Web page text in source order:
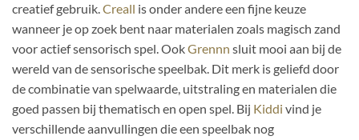
creatief gebruik.Creall is onder andere een fijne keuze
wanneer je op zoek bent naar materialen zoals magisch zand
voor actief sensorisch spel. OokGrennn sluit mooi aan bij de
wereld van de sensorische speelbak. Dit merk is geliefd door
de combinatie van spelwaarde, uitstraling en materialen die
goed passen bij thematisch en open spel. Bij Kiddi vind je
verschillende aanvullingen die een speelbak nog